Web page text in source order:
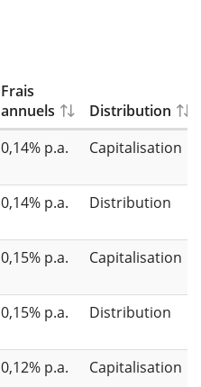
Frais
annuels
Distribution
0,14% p.a. Capitalisation
0,14% p.a. Distribution
0,15% p.a. Capitalisation
0,15% p.a. Distribution
0,12% p.a. Capitalisation